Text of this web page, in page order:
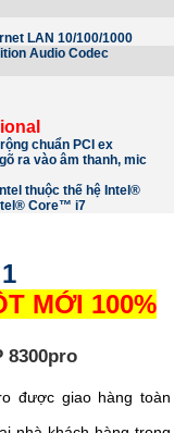
LAN 10/100/1000
Audio Codec
chuẩn PCI ex
ra vào âm thanh, mic
thuộc thế hệIntel®
Core™ i7
MỚI 100%
8300pro
được giao hàng toàn